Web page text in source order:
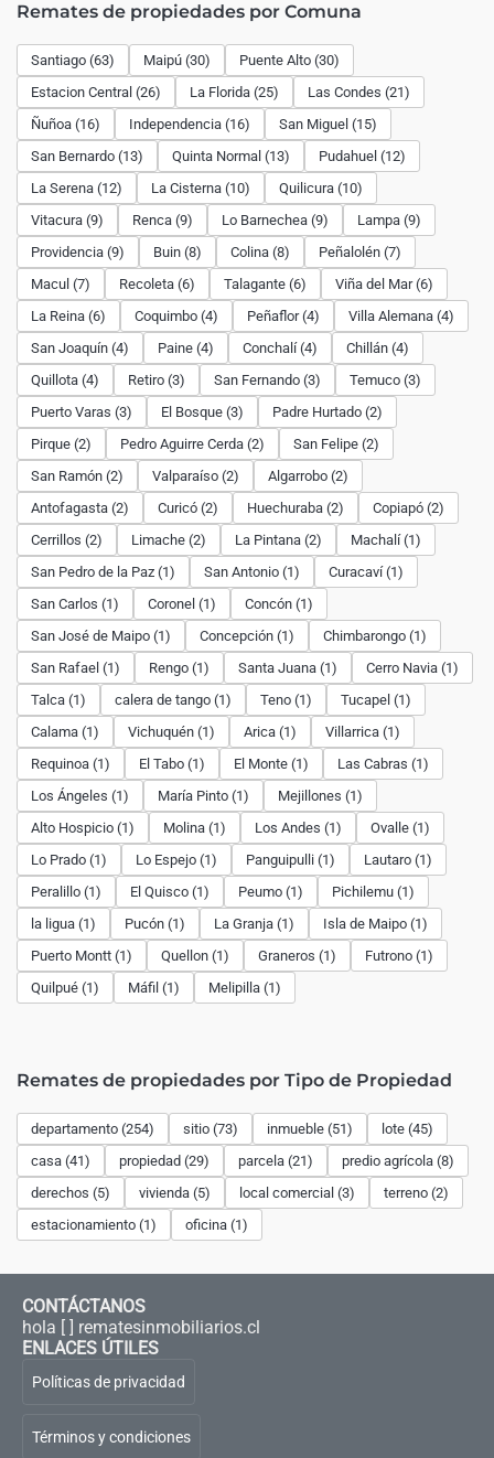
Remates de propiedades por Comuna
Santiago (63) Maipú (30)
Puente Alto (30)
Estacion Central (26)
La Florida (25)
Las Condes (21)
Ñuñoa (16)
Independencia (16)
San Miguel (15)
San Bernardo (13)
Quinta Normal (13)
Pudahuel (12)
La Serena (12)
La Cisterna (10)
Quilicura (10)
Vitacura (9)
Renca (9) Lo Barnechea (9)
Lampa (9)
Providencia (9)
Buin (8) Colina (8)
Peñalolén (7)
Macul (7)
Recoleta (6) Talagante (6)
Viña del Mar (6)
La Reina (6)
Coquimbo (4) Peñaflor (4)
Villa Alemana (4)
San Joaquín (4)
Paine (4) Conchalí (4)
Chillán (4)
Quillota (4)
Retiro (3) San Fernando (3)
Temuco (3)
Puerto Varas (3)
El Bosque (3)
Padre Hurtado (2)
Pirque (2)
Pedro Aguirre Cerda (2)
San Felipe (2)
San Ramón (2)
Valparaíso (2)
Algarrobo (2)
Antofagasta (2)
Curicó (2) Huechuraba (2)
Copiapó (2)
Cerrillos (2)
Limache (2) La Pintana (2)
Machalí (1)
San Pedro de la Paz (1)
San Antonio (1)
Curacaví (1)
San Carlos (1)
Coronel (1)
Concón (1)
San José de Maipo (1)
Concepción (1)
Chimbarongo (1)
San Rafael (1)
Rengo (1) Santa Juana (1)
Cerro Navia (1)
Talca (1)
calera de tango (1) Teno (1)
Tucapel (1)
Calama (1)
Vichuquén (1) Arica (1)
Villarrica (1)
Requinoa (1)
El Tabo (1) El Monte (1)
Las Cabras (1)
Los Ángeles (1)
María Pinto (1)
Mejillones (1)
Alto Hospicio (1)
Molina (1) Los Andes (1)
Ovalle (1)
Lo Prado (1)
Lo Espejo (1) Panguipulli (1)
Lautaro (1)
Peralillo (1)
El Quisco (1) Peumo (1)
Pichilemu (1)
la ligua (1)
Pucón (1) La Granja (1)
Isla de Maipo (1)
Puerto Montt (1)
Quellon (1) Graneros (1)
Futrono (1)
Quilpué (1)
Máfil (1) Melipilla (1)
Remates de propiedades por Tipo de Propiedad
departamento (254) sitio (73) inmueble (51)
lote (45)
casa (41)
propiedad (29) parcela (21)
predio agrícola (8)
derechos (5)
vivienda (5) local comercial (3)
terreno (2)
estacionamiento (1)
oficina (1)
CONTÁCTANOS
hola [ ] rematesinmobiliarios.cl
ENLACES ÚTILES
Políticas de privacidad
Términos y condiciones